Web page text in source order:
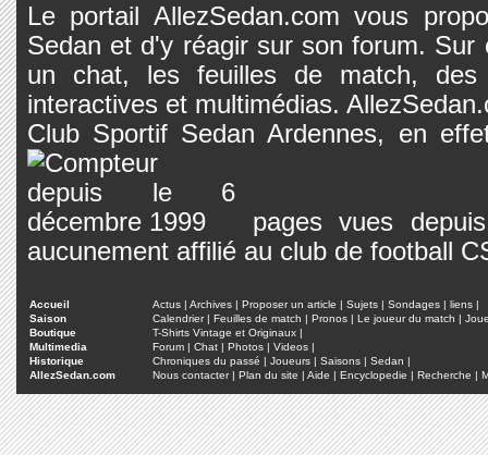
Le portail AllezSedan.com vous
Sedan et d'y réagir sur son forum.
un chat, les feuilles de match, des
interactives et multimédias.
Club Sportif Sedan Ardennes, en
pages vues
aucunement affilié au club de football
Accueil Actus | Archives | Proposer un article | Sujets | Sondages | liens |
Saison
Calendrier| Feuilles de match | Pronos | Le joueur du match |
Boutique
T-Shirts Vintage et Originaux |
Multimedia
Forum | Chat | Photos | Videos |
Historique
Chroniques du passé | Joueurs | Saisons | Sedan |
AllezSedan.com
Nous contacter| Plan du site | Aide | Encyclopedie | Recherche |